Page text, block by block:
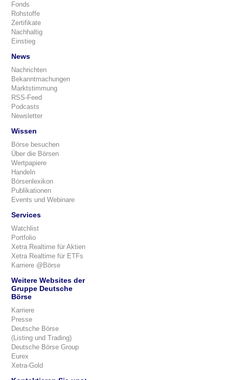
Fonds
Rohstoffe
Zertifikate
Nachhaltig
Einstieg
News
Nachrichten
Bekanntmachungen
Marktstimmung
RSS-Feed
Podcasts
Newsletter
Wissen
Börse besuchen
Über die Börsen
Wertpapiere
Handeln
Börsenlexikon
Publikationen
Events und Webinare
Services
Watchlist
Portfolio
Xetra Realtime für Aktien
Xetra Realtime für ETFs
Karriere @Börse
Weitere Websites der
Gruppe Deutsche
Börse
Karriere
Presse
Deutsche Börse
(Listing und Trading)
Deutsche Börse Group
Eurex
Xetra-Gold